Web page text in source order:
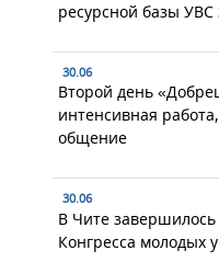
ресурсной базы
30.06
Второй день
интенсивная
общение
30.06
В Чите
Конгресса молодых